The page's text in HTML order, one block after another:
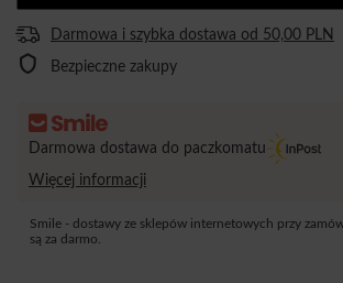
Darmowa i szybka dostawa od 50,00 PLN
Bezpieczne zakupy
Darmowa dostawa do paczkomatu
Więcej informacji
Smile - dostawy ze sklepów internetowych przy
są za darmo.